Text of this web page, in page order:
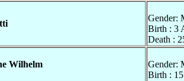
Gender:
Birth : 3
Death :
Wilhelm
Gender:
Birth :